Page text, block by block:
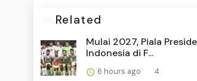
Related
Mulai 2027, Piala
Indonesia di F...
6 hours ago 4